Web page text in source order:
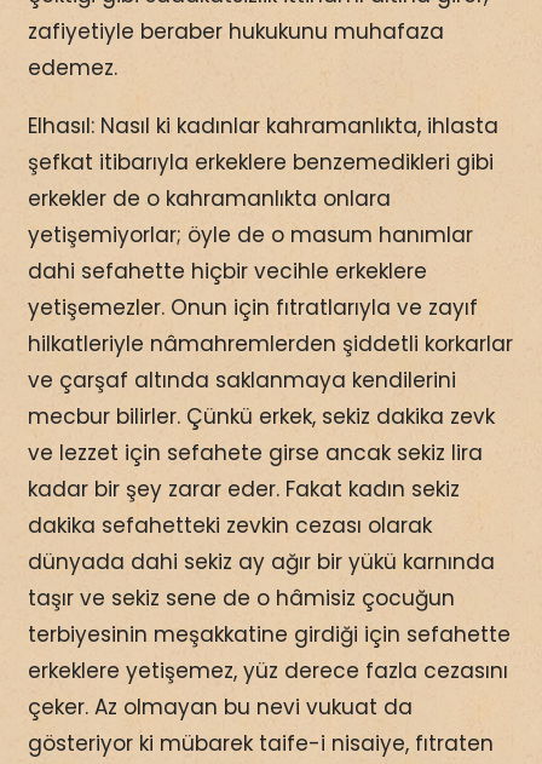
zafiyetiyle beraber hukukunu muhafaza
edemez.
Elhasıl: Nasıl ki kadınlar kahramanlıkta, ihlasta
şefkat itibarıyla erkeklere benzemedikleri gibi
erkekler de o kahramanlıkta onlara
yetişemiyorlar; öyle de o masum hanımlar
dahi sefahette hiçbir vecihle erkeklere
yetişemezler. Onun için fıtratlarıyla ve zayıf
hilkatleriyle nâmahremlerden şiddetli korkarlar
ve çarşaf altında saklanmaya kendilerini
mecbur bilirler. Çünkü erkek, sekiz dakika zevk
ve lezzet için sefahete girse ancak sekiz lira
kadar bir şey zarar eder. Fakat kadın sekiz
dakika sefahetteki zevkin cezası olarak
dünyada dahi sekiz ay ağır bir yükü karnında
taşır ve sekiz sene de o hâmisiz çocuğun
terbiyesinin meşakkatine girdiği için sefahette
erkeklere yetişemez, yüz derece fazla cezasını
çeker. Az olmayan bu nevi vukuat da
gösteriyor ki mübarek taife-i nisaiye, fıtraten